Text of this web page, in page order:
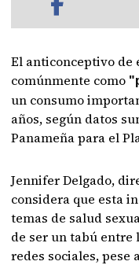
El anticonceptivo de
comúnmente como
un consumo
años, según datos
Panameña para el
Jennifer Delgado,
considera que esta
temas de salud
de ser un tabú entre
redes sociales, pese